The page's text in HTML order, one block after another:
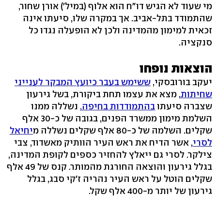
מי שעוד לא הגיש דו"ח הוא אלוף (במיל') אורן שחור,
שהתמודד בתל-אביב. אך במקרה שלו, סיעתו אינה
זכאית למימון מהמדינה ולכן לא הופעלה נגדו כל
סנקציה.
הוצאות נופחו
יעקב בורובסקי, ששימש בעבר כיועץ המבקר לענייני
שחיתות, מצא את עצמו תחת ביקורת, בשל גירעון
שצברה סיעתובהתמודדות בחיפה. נשללה ממנו
השלמת מימון ממשרד הפנים, בגובה של כ-30 אלף
שקלים. השלמה של כ-80 אלף שקלים נשללה מ
יחיאל
לסרי, אשר הדיח את ראש העיר הוותיק מאשדוד, צבי
צילקר. לסרי גם ייאלץ להחזיר כספים לקופת המדינה,
בגלל גירעון והוצאה החורגת מהמותר. קנס של 49 אלף
שקלים הוטל על ראש העיר נהריה ז'קי סבג, בגלל
גירעון של יותר מ-400 אלף שקל.